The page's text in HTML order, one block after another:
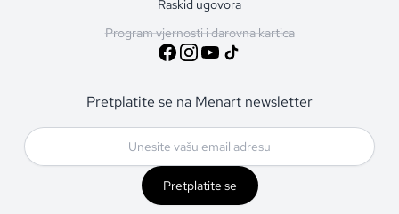
Raskid ugovora
Program vjernosti i darovna kartica
Pretplatite se na Menart newsletter
Pretplatite se